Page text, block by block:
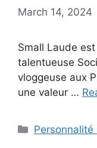
March 14, 2024
Small Laude
talentueuse
vloggeuse aux
une valeur …
Categories
Personnalité